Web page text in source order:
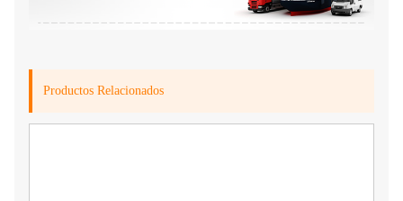
Productos Relacionados